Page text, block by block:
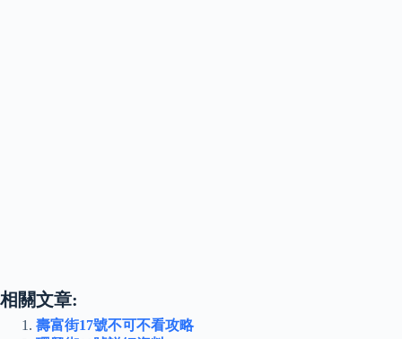
相關文章:
壽富街17號不可不看攻略